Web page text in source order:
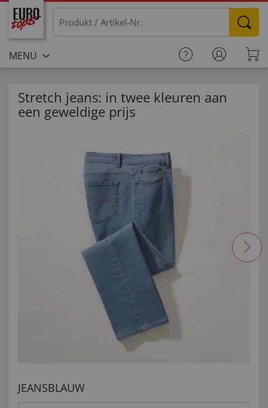
MENU
Stretch jeans: in twee kleuren aan
een geweldige prijs
JEANSBLAUW